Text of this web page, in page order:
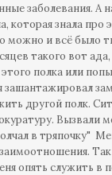
заболевания.
которая знала
можно и всё было
такого вот
полка или
зашантажировал
другой полк.
Вызвали
в тряпочку"
опять служить